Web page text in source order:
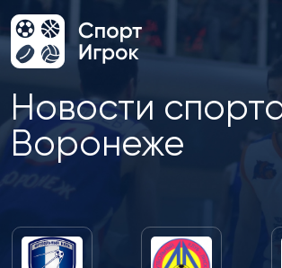
Новости
Воронеже